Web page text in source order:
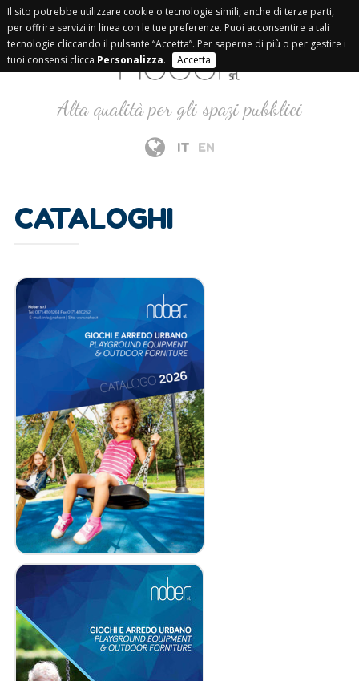
Alta qualità per gli spazi pubblici
IT EN
CATALOGHI
Il sito potrebbe utilizzare cookie o tecnologie simili, anche di terze parti,
per offrire servizi in linea con le tue preferenze. Puoi acconsentire a tali
tecnologie cliccando il pulsante “Accetta”. Per saperne di più o per gestire i
tuoi consensi clicca Personalizza. Accetta